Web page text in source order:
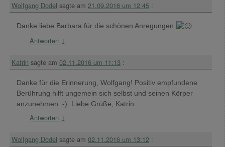
Wolfgang Dodel sagte am 21.09.2016 um 12:45 :
Danke liebe Barbara für die schönen Anregungen
Antworten ↓
Katrin sagte am 02.11.2016 um 11:13 :
Danke für die Erinnerung, Wolfgang! Positiv empfundene
Berührung hilft ungemein sich selbst und seinen Körper
anzunehmen :-). Liebe Grüße, Katrin
Antworten ↓
Wolfgang Dodel sagte am 02.11.2016 um 13:12 :